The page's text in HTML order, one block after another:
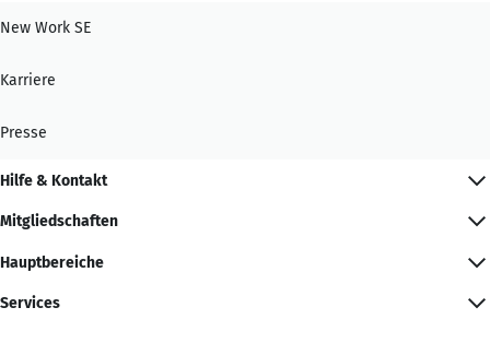
New Work SE
Karriere
Presse
Hilfe & Kontakt
Mitgliedschaften
Hauptbereiche
Services